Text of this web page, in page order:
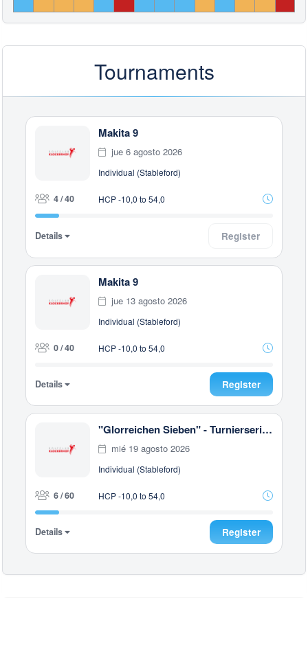
Tournaments
Makita 9
jue 6 agosto 2026
Individual (Stableford)
4 / 40 HCP -10,0 to 54,0
Details Register
Makita 9
jue 13 agosto 2026
Individual (Stableford)
0 / 40 HCP -10,0 to 54,0
Details Register
"Glorreichen Sieben" - Turnierserie - 9 Loch
mié 19 agosto 2026
Individual (Stableford)
6 / 60 HCP -10,0 to 54,0
Details Register